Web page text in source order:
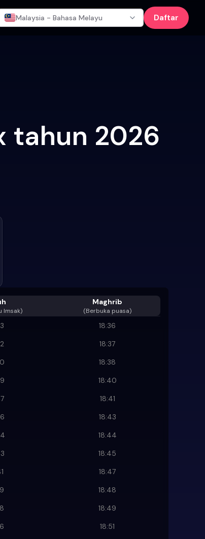
Malaysia - Bahasa Melayu Daftar
tahun 2026
Imsak)
Maghrib
(Berbuka puasa)
18:36
18:37
18:38
18:40
18:41
18:43
18:44
18:45
18:47
18:48
18:49
18:51